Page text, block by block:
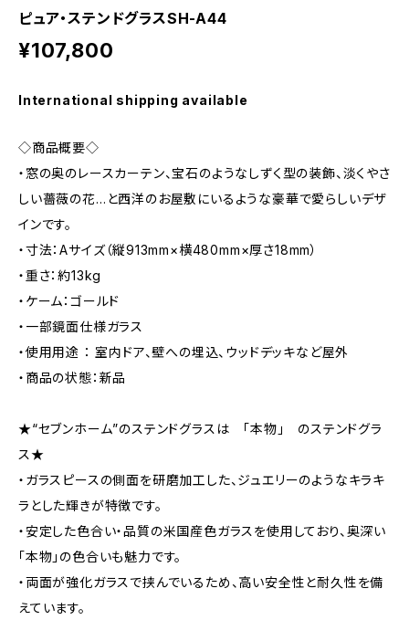
ピュア・ステンドグラスSH-A44
¥107,800
International shipping available
◇商品概要◇
・窓の奥のレースカーテン、宝石のようなしずく型の装飾、淡くやさ
しい薔薇の花…と西洋のお屋敷にいるような豪華で愛らしいデザ
インです。
・寸法：Aサイズ（縦913mm×横480mm×厚さ18mm）
・重さ：約13kg
・ケーム：ゴールド
・一部鏡面仕様ガラス
・使用用途 ： 室内ドア、壁への埋込、ウッドデッキなど屋外
・商品の状態：新品
★“セブンホーム”のステンドグラスは 「本物」 のステンドグラ
ス★
・ガラスピースの側面を研磨加工した、ジュエリーのようなキラキ
ラとした輝きが特徴です。
・安定した色合い・品質の米国産色ガラスを使用しており、奥深い
「本物」の色合いも魅力です。
・両面が強化ガラスで挟んでいるため、高い安全性と耐久性を備
えています。